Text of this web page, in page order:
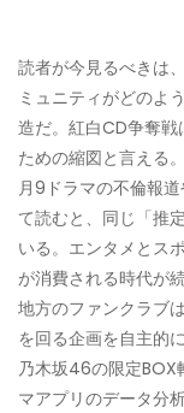
読者が今見るべきは
ミュニティがどのよ
造だ。紅白CD争奪
ための縮図と言える。
月9ドラマの不倫報
て読むと、同じ「推
いる。エンタメとス
が消費される時代が
地方のファンクラブ
を回る企画を自主的
乃木坂46の限定BOX
マアプリのデータ分